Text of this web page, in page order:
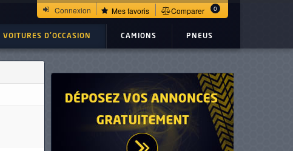
Connexion Mes favoris Comparer 0
VOITURES D'OCCASION CAMIONS PNEUS